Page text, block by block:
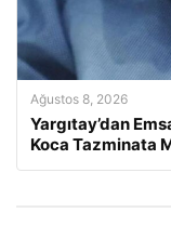
Ağustos 8, 2026
Yargıtay’dan
Koca Tazminata